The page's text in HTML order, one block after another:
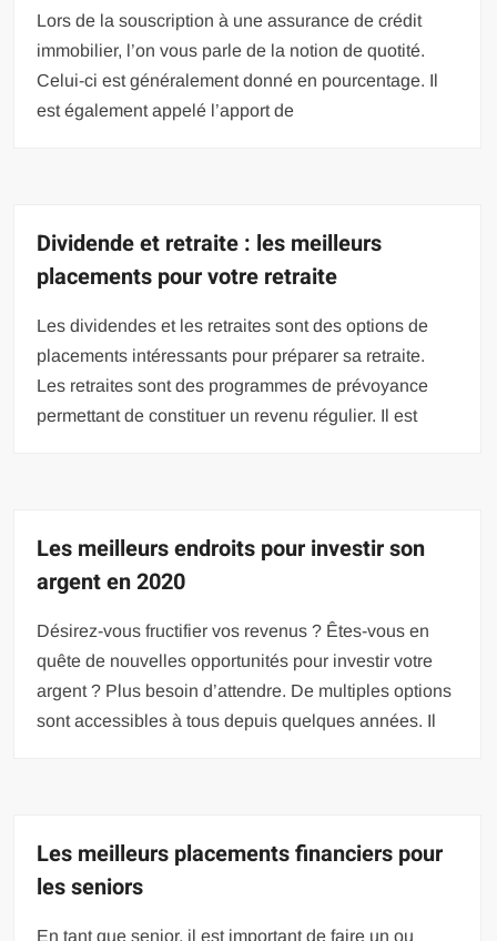
Lors de la souscription à une assurance de crédit
immobilier, l’on vous parle de la notion de quotité.
Celui-ci est généralement donné en pourcentage. Il
est également appelé l’apport de
Dividende et retraite : les meilleurs
placements pour votre retraite
Les dividendes et les retraites sont des options de
placements intéressants pour préparer sa retraite.
Les retraites sont des programmes de prévoyance
permettant de constituer un revenu régulier. Il est
Les meilleurs endroits pour investir son
argent en 2020
Désirez-vous fructifier vos revenus ? Êtes-vous en
quête de nouvelles opportunités pour investir votre
argent ? Plus besoin d’attendre. De multiples options
sont accessibles à tous depuis quelques années. Il
Les meilleurs placements financiers pour
les seniors
En tant que senior, il est important de faire un ou